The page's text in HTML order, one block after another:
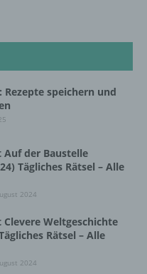
Rezepte speichern und
Auf der Baustelle
Tägliches Rätsel – Alle
2024
Weltgeschichte
Rätsel – Alle
2024
ist die
mit dem Ziel, ihre
automatisierten
Daten, die
persönliche Aspekte,
Person beziehen,
um Aspekte
wirtschaftlicher